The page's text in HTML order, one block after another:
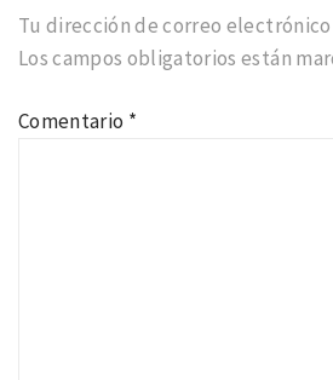
Tu dirección de correo
Los campos obligatorios están
Comentario *